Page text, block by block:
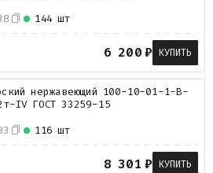
144 шт
6 200₽ КУПИТЬ
116 шт
нержавеющий 100-10-01-1-B-
IV ГОСТ 33259-15
8 301 ₽ КУПИТЬ